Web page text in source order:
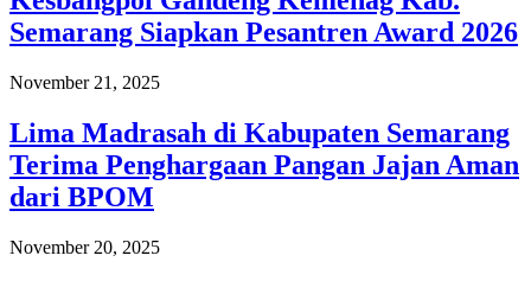
Semarang Siapkan Pesantren Award 2026
November 21, 2025
Lima Madrasah di Kabupaten Semarang
Terima Penghargaan Pangan Jajan Aman
dari BPOM
November 20, 2025